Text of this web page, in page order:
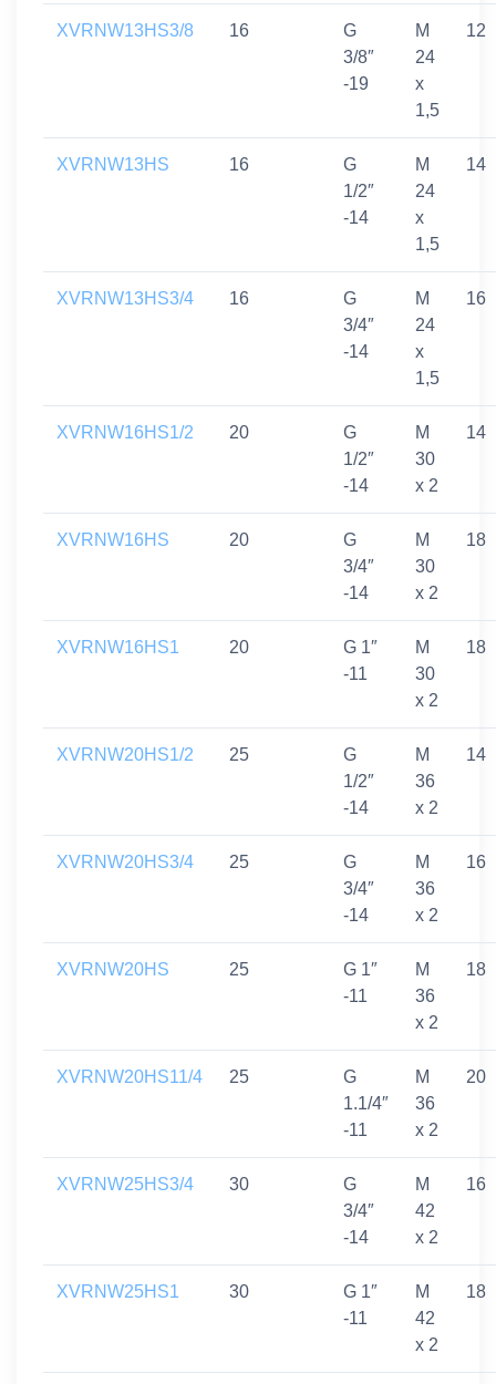
XVRNW13HS3/8 16
G
3/8″
-19
M
24
x
1,5
12
XVRNW13HS 16
G
1/2″
-14
M
24
x
1,5
14
XVRNW13HS3/4 16
G
3/4″
-14
M
24
x
1,5
16
XVRNW16HS1/2 20
G
1/2″
-14
M
30
x 2
14
XVRNW16HS 20
G
3/4″
-14
M
30
x 2
18
XVRNW16HS1 20
G 1″
-11
M
30
x 2
18
XVRNW20HS1/2 25
G
1/2″
-14
M
36
x 2
14
XVRNW20HS3/4 25
G
3/4″
-14
M
36
x 2
16
XVRNW20HS 25
G 1″
-11
M
36
x 2
18
XVRNW20HS11/4 25
G
1.1/4″
-11
M
36
x 2
20
XVRNW25HS3/4 30
G
3/4″
-14
M
42
x 2
16
XVRNW25HS1 30
G 1″
-11
M
42
x 2
18